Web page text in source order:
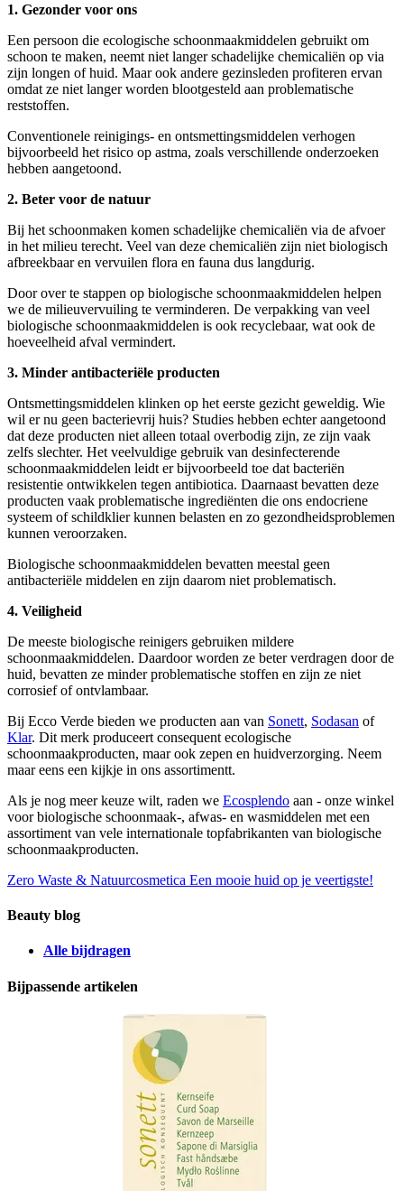
1. Gezonder voor ons
Een persoon die ecologische schoonmaakmiddelen gebruikt om
schoon te maken, neemt niet langer schadelijke chemicaliën op via
zijn longen of huid. Maar ook andere gezinsleden profiteren ervan
omdat ze niet langer worden blootgesteld aan problematische
reststoffen.
Conventionele reinigings- en ontsmettingsmiddelen verhogen
bijvoorbeeld het risico op astma, zoals verschillende onderzoeken
hebben aangetoond.
2. Beter voor de natuur
Bij het schoonmaken komen schadelijke chemicaliën via de afvoer
in het milieu terecht. Veel van deze chemicaliën zijn niet biologisch
afbreekbaar en vervuilen flora en fauna dus langdurig.
Door over te stappen op biologische schoonmaakmiddelen helpen
we de milieuvervuiling te verminderen. De verpakking van veel
biologische schoonmaakmiddelen is ook recyclebaar, wat ook de
hoeveelheid afval vermindert.
3. Minder antibacteriële producten
Ontsmettingsmiddelen klinken op het eerste gezicht geweldig. Wie
wil er nu geen bacterievrij huis? Studies hebben echter aangetoond
dat deze producten niet alleen totaal overbodig zijn, ze zijn vaak
zelfs slechter. Het veelvuldige gebruik van desinfecterende
schoonmaakmiddelen leidt er bijvoorbeeld toe dat bacteriën
resistentie ontwikkelen tegen antibiotica. Daarnaast bevatten deze
producten vaak problematische ingrediënten die ons endocriene
systeem of schildklier kunnen belasten en zo gezondheidsproblemen
kunnen veroorzaken.
Biologische schoonmaakmiddelen bevatten meestal geen
antibacteriële middelen en zijn daarom niet problematisch.
4. Veiligheid
De meeste biologische reinigers gebruiken mildere
schoonmaakmiddelen. Daardoor worden ze beter verdragen door de
huid, bevatten ze minder problematische stoffen en zijn ze niet
corrosief of ontvlambaar.
Bij Ecco Verde bieden we producten aan van Sonett, Sodasan of
Klar. Dit merk produceert consequent ecologische
schoonmaakproducten, maar ook zepen en huidverzorging. Neem
maar eens een kijkje in ons assortimentt.
Als je nog meer keuze wilt, raden we Ecosplendo aan - onze winkel
voor biologische schoonmaak-, afwas- en wasmiddelen met een
assortiment van vele internationale topfabrikanten van biologische
schoonmaakproducten.
Zero Waste & Natuurcosmetica Een mooie huid op je veertigste!
Beauty blog
Alle bijdragen
Bijpassende artikelen